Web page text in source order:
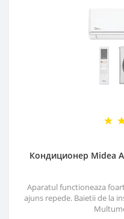
Кондиционер Midea
Aparatul functioneaza
ajuns repede. Baietii de la